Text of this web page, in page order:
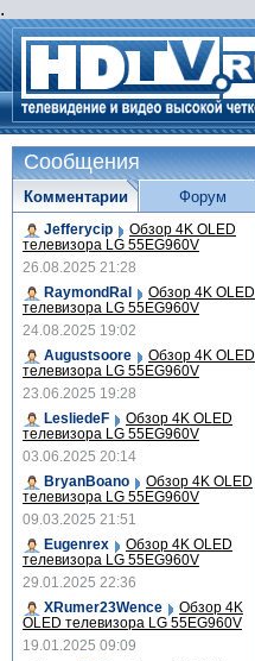
.
Сообщения
Комментарии
Jefferycip Обзор 4K OLED
телевизора LG 55EG960V
26.08.2025 21:28
RaymondRal
Обзор 4K OLED
телевизора LG 55EG960V
24.08.2025 19:02
Augustsoore
Обзор 4K OLED
телевизора LG 55EG960V
23.06.2025 19:28
LesliedeF
Обзор 4K OLED
телевизора LG 55EG960V
03.06.2025 20:14
BryanBoano
Обзор 4K OLED
телевизора LG 55EG960V
09.03.2025 21:51
Eugenrex
Обзор 4K OLED
телевизора LG 55EG960V
29.01.2025 22:36
XRumer23Wence
Обзор 4K
OLED телевизора LG 55EG960V
19.01.2025 09:09
Форум